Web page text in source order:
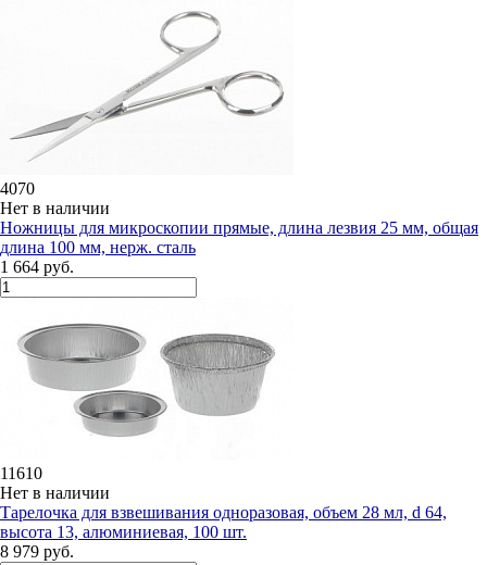
4070
Нет в наличии
Ножницы для микроскопии прямые, длина лезвия 25 мм, общая
длина 100 мм, нерж. сталь
1 664 руб.
11610
Нет в наличии
Тарелочка для взвешивания одноразовая, объем 28 мл, d 64,
высота 13, алюминиевая, 100 шт.
8 979 руб.